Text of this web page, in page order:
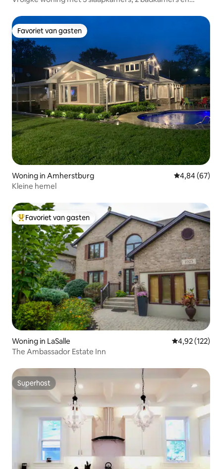
Favoriet van gasten
Favoriet van gasten
Woning in Amherstburg Gemiddelde
4,84 (67)
Kleine hemel
Topfavoriet van gasten
Favoriet van gasten
Woning in LaSalle Gemiddelde
4,92 (122)
The Ambassador Estate Inn
Superhost
Superhost